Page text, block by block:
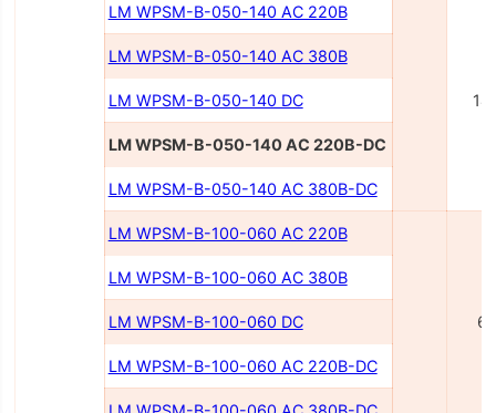
LM WPSM-B-050-140 AC 220В
LM WPSM-B-050-140 AC 380В
LM WPSM-B-050-140 DC
LM WPSM-B-050-140 AC 220В-DC
LM WPSM-B-050-140 AC 380В-DC
LM WPSM-B-100-060 AC 220В
LM WPSM-B-100-060 AC 380В
LM WPSM-B-100-060 DC
LM WPSM-B-100-060 AC 220В-DC